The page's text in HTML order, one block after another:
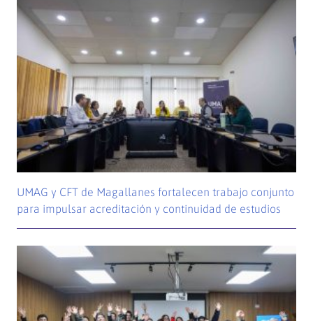
UMAG y CFT de Magallanes fortalecen trabajo conjunto
para impulsar acreditación y continuidad de estudios